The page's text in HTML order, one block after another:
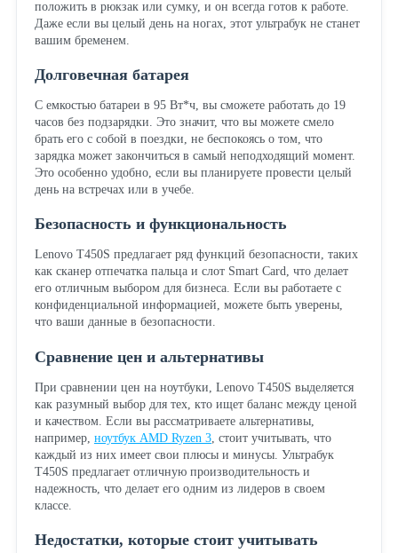
положить в рюкзак или сумку, и он всегда готов к работе.
Даже если вы целый день на ногах, этот ультрабук не станет
вашим бременем.
Долговечная батарея
С емкостью батареи в 95 Вт*ч, вы сможете работать до 19
часов без подзарядки. Это значит, что вы можете смело
брать его с собой в поездки, не беспокоясь о том, что
зарядка может закончиться в самый неподходящий момент.
Это особенно удобно, если вы планируете провести целый
день на встречах или в учебе.
Безопасность и функциональность
Lenovo T450S предлагает ряд функций безопасности, таких
как сканер отпечатка пальца и слот Smart Card, что делает
его отличным выбором для бизнеса. Если вы работаете с
конфиденциальной информацией, можете быть уверены,
что ваши данные в безопасности.
Сравнение цен и альтернативы
При сравнении цен на ноутбуки, Lenovo T450S выделяется
как разумный выбор для тех, кто ищет баланс между ценой
и качеством. Если вы рассматриваете альтернативы,
например, ноутбук AMD Ryzen 3, стоит учитывать, что
каждый из них имеет свои плюсы и минусы. Ультрабук
T450S предлагает отличную производительность и
надежность, что делает его одним из лидеров в своем
классе.
Недостатки, которые стоит учитывать